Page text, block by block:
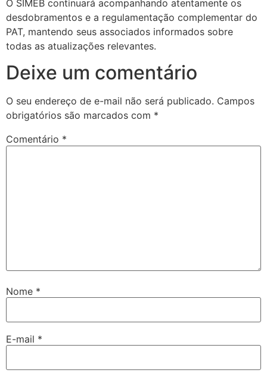
O SIMEB continuará acompanhando atentamente os
desdobramentos e a regulamentação complementar do
PAT, mantendo seus associados informados sobre
todas as atualizações relevantes.
Deixe um comentário
O seu endereço de e-mail não será publicado. Campos
obrigatórios são marcados com *
Comentário *
Nome *
E-mail *